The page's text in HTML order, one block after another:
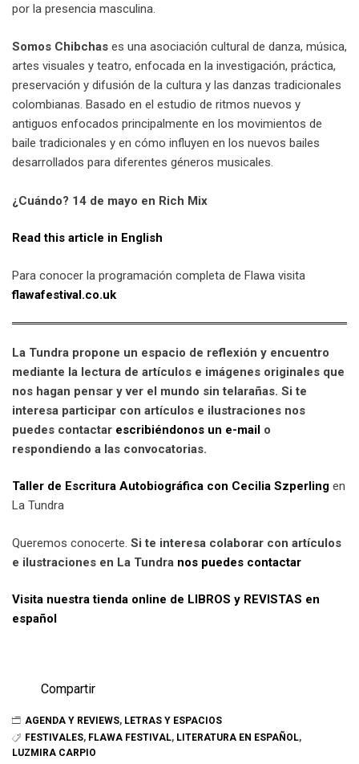
por la presencia masculina.
Somos Chibchas es una asociación cultural de danza, música,
artes visuales y teatro, enfocada en la investigación, práctica,
preservación y difusión de la cultura y las danzas tradicionales
colombianas. Basado en el estudio de ritmos nuevos y
antiguos enfocados principalmente en los movimientos de
baile tradicionales y en cómo influyen en los nuevos bailes
desarrollados para diferentes géneros musicales.
¿Cuándo? 14 de mayo en Rich Mix
Read this article in English
Para conocer la programación completa de Flawa visita
flawafestival.co.uk
La Tundra propone un espacio de reflexión y encuentro
mediante la lectura de artículos e imágenes originales que
nos hagan pensar y ver el mundo sin telarañas. Si te
interesa participar con artículos e ilustraciones nos
puedes contactar escribiéndonos un e-mail o
respondiendo a las convocatorias.
Taller de Escritura Autobiográfica con Cecilia Szperling en
La Tundra
Queremos conocerte. Si te interesa colaborar con artículos
e ilustraciones en La Tundra nos puedes contactar
Visita nuestra tienda online de LIBROS y REVISTAS en
español
Compartir
AGENDA Y REVIEWS, LETRAS Y ESPACIOS
FESTIVALES, FLAWA FESTIVAL, LITERATURA EN ESPAÑOL,
LUZMIRA CARPIO